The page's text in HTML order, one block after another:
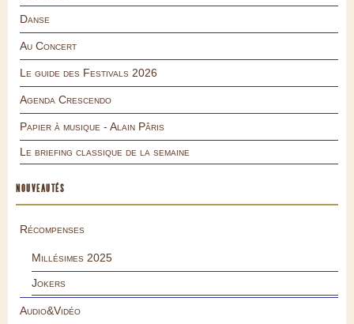
Danse
Au Concert
Le guide des Festivals 2026
Agenda Crescendo
Papier à musique - Alain Pâris
Le briefing classique de la semaine
NOUVEAUTÉS
Récompenses
Millésimes 2025
Jokers
Audio&Vidéo